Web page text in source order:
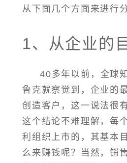
从下面几个方面来进行
1、从企业的
40多年以前，全球
鲁克就察觉到，企业的
创造客户，这一说法很
这个结论不难理解，每
利组织上市的，其基本
么来赚钱呢？当然，销